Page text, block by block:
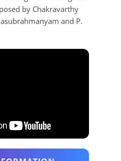
by Chakravarthy
and P.